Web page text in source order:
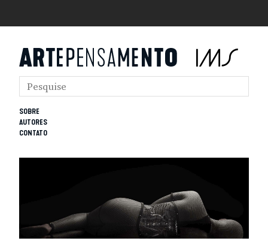
SOBRE
AUTORES
CONTATO